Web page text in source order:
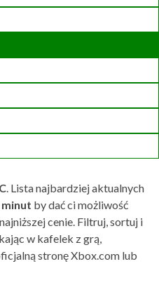
. Lista najbardziej aktualnych
minut by dać ci możliwość
cenie. Filtruj, sortuj i
w kafelek z grą,
stronę Xbox.com lub